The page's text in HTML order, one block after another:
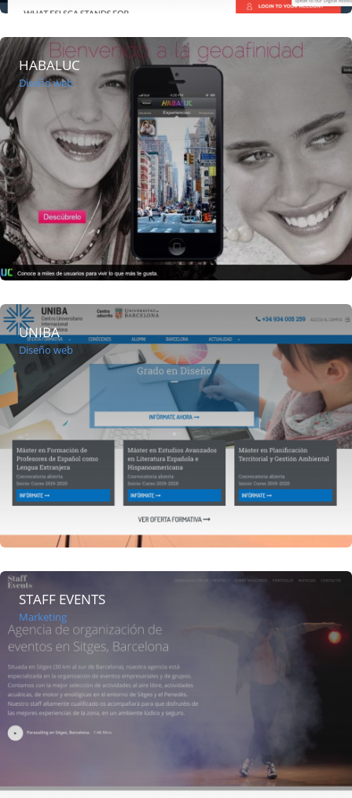
HABALUC
Diseño web
UNIBA
Diseño web
STAFF EVENTS
Marketing